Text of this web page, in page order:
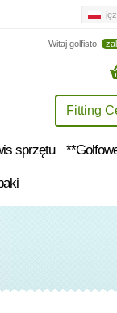
Witaj golfisto,
Fitting
sprzętu